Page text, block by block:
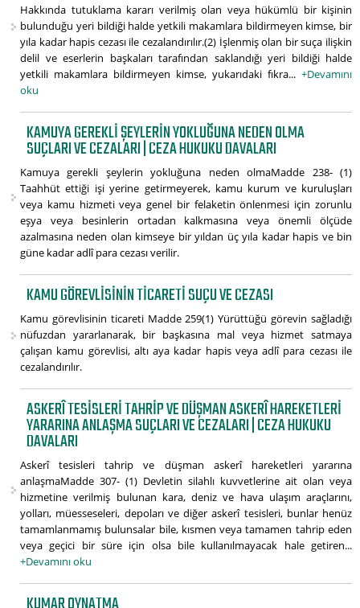
Hakkında tutuklama kararı verilmiş olan veya hükümlü bir kişinin
bulunduğu yeri bildiği halde yetkili makamlara bildirmeyen kimse, bir
yıla kadar hapis cezası ile cezalandırılır.(2) İşlenmiş olan bir suça ilişkin
delil ve eserlerin başkaları tarafından saklandığı yeri bildiği halde
yetkili makamlara bildirmeyen kimse, yukarıdaki fıkra... +Devamını
oku
KAMUYA GEREKLI ŞEYLERIN YOKLUĞUNA NEDEN OLMA
SUÇLARI VE CEZALARI | CEZA HUKUKU DAVALARI
Kamuya gerekli şeylerin yokluğuna neden olmaMadde 238- (1)
Taahhüt ettiği işi yerine getirmeyerek, kamu kurum ve kuruluşları
veya kamu hizmeti veya genel bir felaketin önlenmesi için zorunlu
eşya veya besinlerin ortadan kalkmasına veya önemli ölçüde
azalmasına neden olan kimseye bir yıldan üç yıla kadar hapis ve bin
güne kadar adlî para cezası verilir.
KAMU GÖREVLISININ TICARETI SUÇU VE CEZASI
Kamu görevlisinin ticareti Madde 259(1) Yürüttüğü görevin sağladığı
nüfuzdan yararlanarak, bir başkasına mal veya hizmet satmaya
çalışan kamu görevlisi, altı aya kadar hapis veya adlî para cezası ile
cezalandırılır.
ASKERÎ TESISLERI TAHRIP VE DÜŞMAN ASKERÎ HAREKETLERI
YARARINA ANLAŞMA SUÇLARI VE CEZALARI | CEZA HUKUKU
DAVALARI
Askerî tesisleri tahrip ve düşman askerî hareketleri yararına
anlaşmaMadde 307- (1) Devletin silahlı kuvvetlerine ait olan veya
hizmetine verilmiş bulunan kara, deniz ve hava ulaşım araçlarını,
yolları, müesseseleri, depoları ve diğer askerî tesisleri, bunlar henüz
tamamlanmamış bulunsalar bile, kısmen veya tamamen tahrip eden
veya geçici bir süre için olsa bile kullanılmayacak hale getiren...
+Devamını oku